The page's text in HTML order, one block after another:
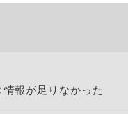
情報が足りなかった